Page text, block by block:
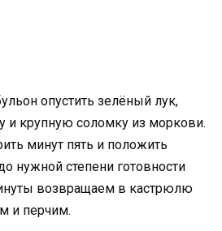
опустить зелёный лук,
и крупную соломку из моркови.
минут пять и положить
нужной степени готовности
возвращаем в кастрюлю
и перчим.